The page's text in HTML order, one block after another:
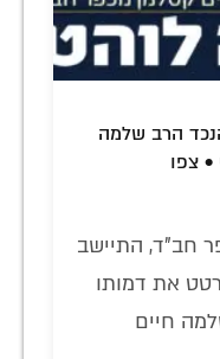
הרב שלמה
• צפו
חב"ד, התיישב
את דמותו
חיים